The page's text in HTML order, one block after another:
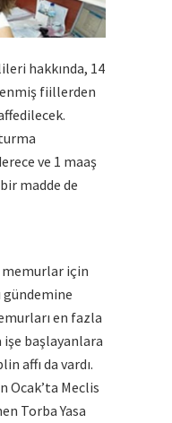
hakkında, 14
fiillerden
ve 1 maaş
madde de
için
en fazla
başlayanlara
affı da vardı.
Ocak’ta Meclis
Torba Yasa